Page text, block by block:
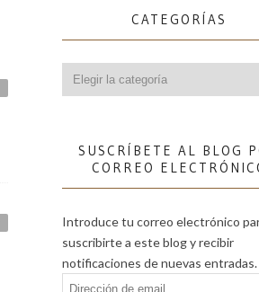
CATEGORÍAS
SUSCRÍBETE AL BLOG
CORREO
Introduce tu correo electrónico
suscribirte a este blog y recibir
notificaciones de nuevas entradas.
Dirección